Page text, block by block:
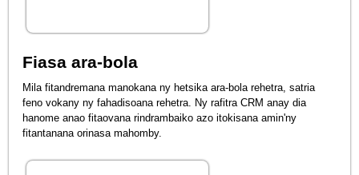
Fiasa ara-bola
Mila fitandremana manokana ny hetsika ara-bola rehetra, satria
feno vokany ny fahadisoana rehetra. Ny rafitra CRM anay dia
hanome anao fitaovana rindrambaiko azo itokisana amin'ny
fitantanana orinasa mahomby.